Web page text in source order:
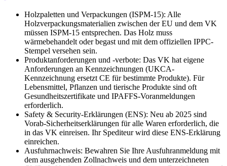
Holzpaletten und Verpackungen (ISPM-15): Alle
Holzverpackungsmaterialien zwischen der EU und dem VK
müssen ISPM-15 entsprechen. Das Holz muss
wärmebehandelt oder begast und mit dem offiziellen IPPC-
Stempel versehen sein.
Produktanforderungen und -verbote: Das VK hat eigene
Anforderungen an Kennzeichnungen (UKCA-
Kennzeichnung ersetzt CE für bestimmte Produkte). Für
Lebensmittel, Pflanzen und tierische Produkte sind oft
Gesundheitszertifikate und IPAFFS-Voranmeldungen
erforderlich.
Safety & Security-Erklärungen (ENS): Neu ab 2025 sind
Vorab-Sicherheitserklärungen für alle Waren erforderlich, die
in das VK einreisen. Ihr Spediteur wird diese ENS-Erklärung
einreichen.
Ausfuhrnachweis: Bewahren Sie Ihre Ausfuhranmeldung mit
dem ausgehenden Zollnachweis und dem unterzeichneten